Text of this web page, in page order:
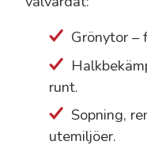
Grönytor –
runt.
Sopning,
utemiljöer.